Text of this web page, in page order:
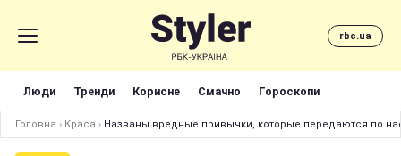
rbc.ua
Люди Тренди Корисне Смачно Гороскопи
Головна › Краса › Названы вредные привычки, которые передаются по